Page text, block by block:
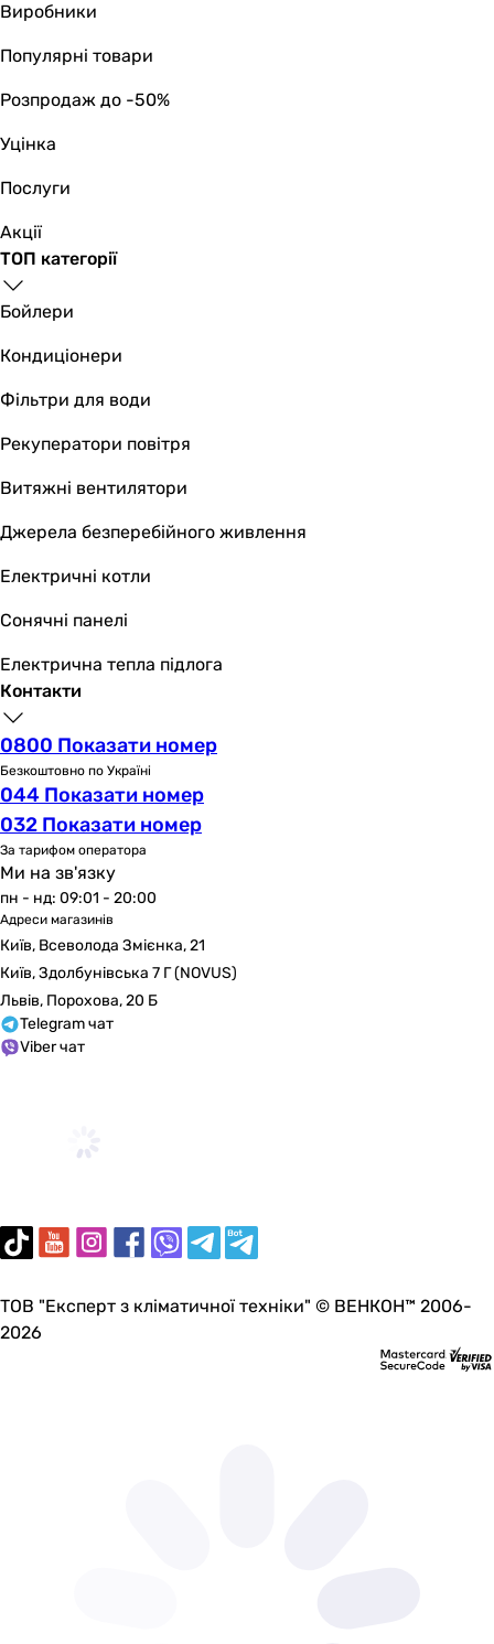
Виробники
Популярні товари
Розпродаж до -50%
Уцінка
Послуги
Акції
ТОП категорії
Бойлери
Кондиціонери
Фільтри для води
Рекуператори повітря
Витяжні вентилятори
Джерела безперебійного живлення
Електричні котли
Сонячні панелі
Електрична тепла підлога
Контакти
0800 Показати номер
Безкоштовно по Україні
044 Показати номер
032 Показати номер
За тарифом оператора
Ми на зв'язку
пн - нд: 09:01 - 20:00
Адреси магазинів
Київ, Всеволода Змієнка, 21
Київ, Здолбунівська 7 Г (NOVUS)
Львів, Порохова, 20 Б
Telegram чат
Viber чат
ТОВ "Експерт з кліматичної техніки" © ВЕНКОН™ 2006-
2026